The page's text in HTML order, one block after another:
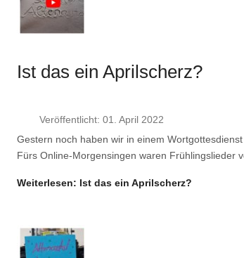
Ist das ein Aprilscherz?
Veröffentlicht: 01. April 2022
Gestern noch haben wir in einem
Fürs Online-Morgensingen waren Frühlingslieder
Weiterlesen: Ist das ein Aprilscherz?